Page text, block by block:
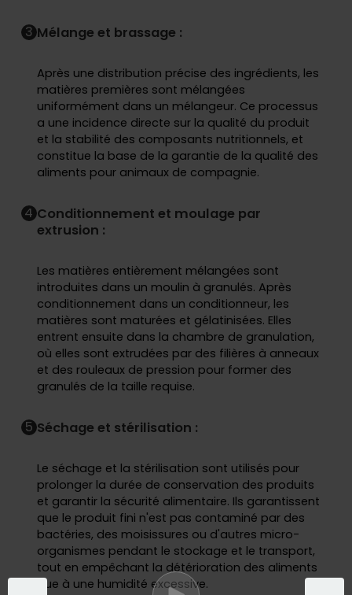
3 Mélange et brassage :
Après une distribution précise des ingrédients, les
matières premières sont mélangées
uniformément dans un mélangeur. Ce processus
a une incidence directe sur la qualité du produit
et la stabilité des composants nutritionnels, et
constitue la base de la garantie de la qualité des
aliments pour animaux de compagnie.
4Conditionnement et moulage par
extrusion :
Les matières entièrement mélangées sont
introduites dans un moulin à granulés. Après
conditionnement dans un conditionneur, les
matières sont maturées et gélatinisées. Elles
entrent ensuite dans la chambre de granulation,
où elles sont extrudées par des filières à anneaux
et des rouleaux de pression pour former des
granulés de la taille requise.
5 Séchage et stérilisation :
Le séchage et la stérilisation sont utilisés pour
prolonger la durée de conservation des produits
et garantir la sécurité alimentaire. Ils garantissent
que le produit fini n'est pas contaminé par des
bactéries, des moisissures ou d'autres micro-
organismes pendant le stockage et le transport,
tout en empêchant la détérioration des aliments
due à une humidité excessive.